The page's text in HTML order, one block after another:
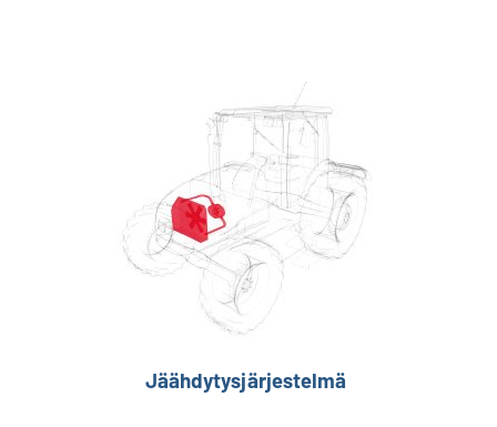
Jäähdytysjärjestelmä